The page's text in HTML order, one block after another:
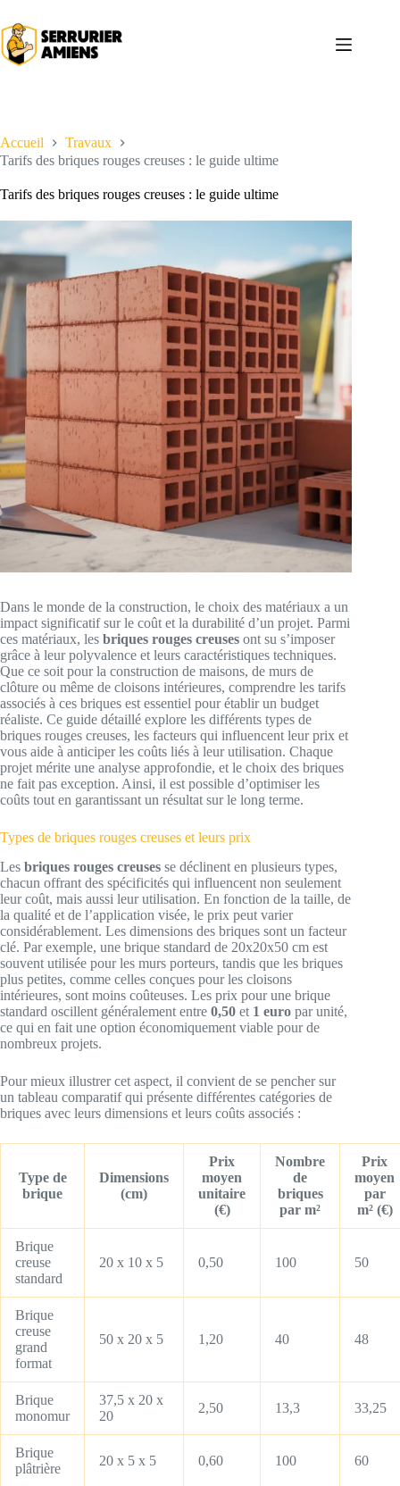
au
contenu
Accueil
Travaux
Tarifs des briques rouges creuses : le guide ultime
Tarifs des briques rouges creuses : le guide ultime
Dans le monde de la construction, le choix des matériaux a un
impact significatif sur le coût et la durabilité d’un projet. Parmi
ces matériaux, les briques rouges creuses ont su s’imposer
grâce à leur polyvalence et leurs caractéristiques techniques.
Que ce soit pour la construction de maisons, de murs de
clôture ou même de cloisons intérieures, comprendre les tarifs
associés à ces briques est essentiel pour établir un budget
réaliste. Ce guide détaillé explore les différents types de
briques rouges creuses, les facteurs qui influencent leur prix et
vous aide à anticiper les coûts liés à leur utilisation. Chaque
projet mérite une analyse approfondie, et le choix des briques
ne fait pas exception. Ainsi, il est possible d’optimiser les
coûts tout en garantissant un résultat sur le long terme.
Types de briques rouges creuses et leurs prix
Les briques rouges creuses se déclinent en plusieurs types,
chacun offrant des spécificités qui influencent non seulement
leur coût, mais aussi leur utilisation. En fonction de la taille, de
la qualité et de l’application visée, le prix peut varier
considérablement. Les dimensions des briques sont un facteur
clé. Par exemple, une brique standard de 20x20x50 cm est
souvent utilisée pour les murs porteurs, tandis que les briques
plus petites, comme celles conçues pour les cloisons
intérieures, sont moins coûteuses. Les prix pour une brique
standard oscillent généralement entre 0,50 et 1 euro par unité,
ce qui en fait une option économiquement viable pour de
nombreux projets.
Pour mieux illustrer cet aspect, il convient de se pencher sur
un tableau comparatif qui présente différentes catégories de
briques avec leurs dimensions et leurs coûts associés :
Type de
brique
Dimensions
(cm)
Prix
moyen
unitaire
(€)
Nombre
de
briques
par m²
Prix
moyen
par
m² (€)
Brique
creuse
standard
20 x 10 x 5 0,50 100 50
Brique
creuse
grand
format
50 x 20 x 5 1,20 40 48
Brique
monomur
37,5 x 20 x
20
2,50 13,3 33,25
Brique
plâtrière
20 x 5 x 5 0,60 100 60